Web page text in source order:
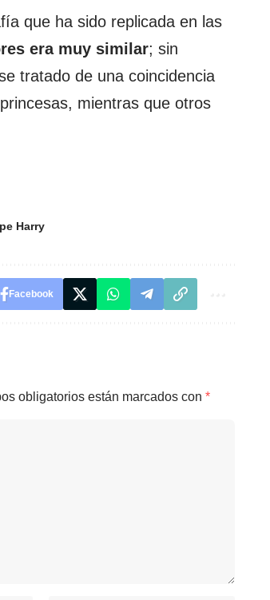
que ha sido replicada en las
era muy similar; sin
tratado de una coincidencia
mientras que otros
Harry
Facebook
obligatorios están marcados con *